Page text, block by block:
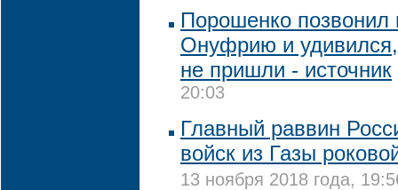
Порошенко позвонил
Онуфрию и
не пришли - источник
20:03
Главный раввин
войск из Газы
13 ноября 2018 года,